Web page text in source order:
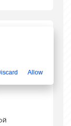
-
Allow